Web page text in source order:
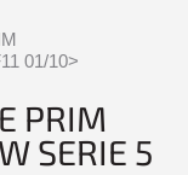
01/10>
PRIM
SERIE 5